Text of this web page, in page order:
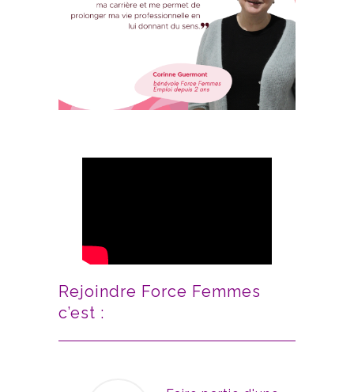
Rejoindre Force Femmes
c’est :